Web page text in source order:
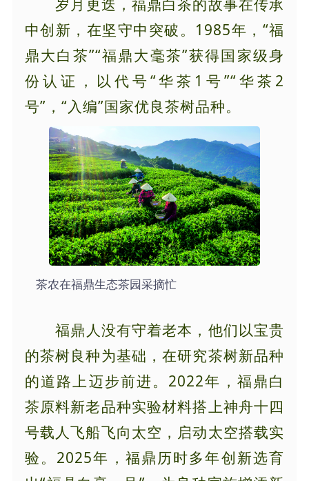
岁月更迭，福鼎白茶的故事在传承
中创新，在坚守中突破。1985年，“福
鼎大白茶”“福鼎大毫茶”获得国家级身
份认证，以代号“华茶1号”“华茶2
号”，“入编”国家优良茶树品种。
茶农在福鼎生态茶园采摘忙
福鼎人没有守着老本，他们以宝贵
的茶树良种为基础，在研究茶树新品种
的道路上迈步前进。2022年，福鼎白
茶原料新老品种实验材料搭上神舟十四
号载人飞船飞向太空，启动太空搭载实
验。2025年，福鼎历时多年创新选育